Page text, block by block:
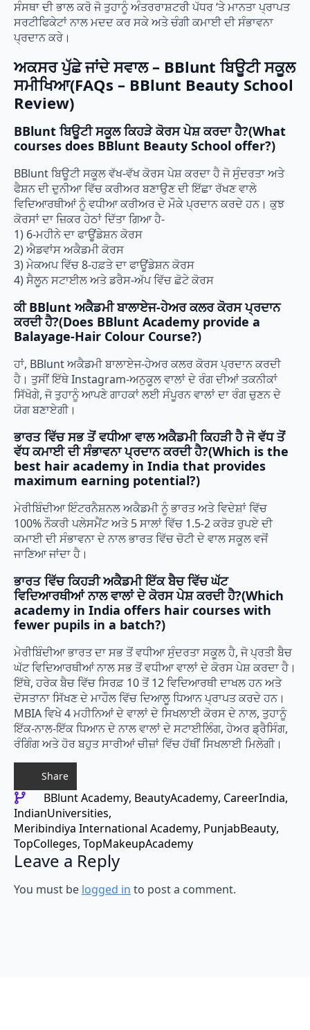
ਸੰਸਥਾ ਦੀ ਭਾਲ ਕਰੋ ਜੋ ਤੁਹਾਨੂੰ ਅੰਤਰਰਾਸ਼ਟਰੀ ਪੱਧਰ ‘ਤੇ ਮਾਨਤਾ ਪ੍ਰਾਪਤ
ਸਰਟੀਫਿਕੇਟਾਂ ਨਾਲ ਮਦਦ ਕਰ ਸਕੇ ਅਤੇ ਚੰਗੀ ਕਮਾਈ ਦੀ ਸੰਭਾਵਨਾ
ਪ੍ਰਦਾਨ ਕਰੇ।
ਅਕਸਰ ਪੁੱਛੇ ਜਾਂਦੇ ਸਵਾਲ – BBlunt ਬਿਊਟੀ ਸਕੂਲ
ਸਮੀਖਿਆ(FAQs – BBlunt Beauty School
Review)
BBlunt ਬਿਊਟੀ ਸਕੂਲ ਕਿਹੜੇ ਕੋਰਸ ਪੇਸ਼ ਕਰਦਾ ਹੈ?(What
courses does BBlunt Beauty School offer?)
BBlunt ਬਿਊਟੀ ਸਕੂਲ ਵੱਖ-ਵੱਖ ਕੋਰਸ ਪੇਸ਼ ਕਰਦਾ ਹੈ ਜੋ ਸੁੰਦਰਤਾ ਅਤੇ
ਫੈਸ਼ਨ ਦੀ ਦੁਨੀਆ ਵਿੱਚ ਕਰੀਅਰ ਬਣਾਉਣ ਦੀ ਇੱਛਾ ਰੱਖਣ ਵਾਲੇ
ਵਿਦਿਆਰਥੀਆਂ ਨੂੰ ਵਧੀਆ ਕਰੀਅਰ ਦੇ ਮੌਕੇ ਪ੍ਰਦਾਨ ਕਰਦੇ ਹਨ। ਕੁਝ
ਕੋਰਸਾਂ ਦਾ ਜ਼ਿਕਰ ਹੇਠਾਂ ਦਿੱਤਾ ਗਿਆ ਹੈ-
1) 6-ਮਹੀਨੇ ਦਾ ਫਾਊਂਡੇਸ਼ਨ ਕੋਰਸ
2) ਐਡਵਾਂਸ ਅਕੈਡਮੀ ਕੋਰਸ
3) ਮੇਕਅਪ ਵਿੱਚ 8-ਹਫ਼ਤੇ ਦਾ ਫਾਊਂਡੇਸ਼ਨ ਕੋਰਸ
4) ਸੈਲੂਨ ਸਟਾਈਲ ਅਤੇ ਡਰੈਸ-ਅੱਪ ਵਿੱਚ ਛੋਟੇ ਕੋਰਸ
ਕੀ BBlunt ਅਕੈਡਮੀ ਬਾਲਾਏਜ-ਹੇਅਰ ਕਲਰ ਕੋਰਸ ਪ੍ਰਦਾਨ
ਕਰਦੀ ਹੈ?(Does BBlunt Academy provide a
Balayage-Hair Colour Course?)
ਹਾਂ, BBlunt ਅਕੈਡਮੀ ਬਾਲਾਏਜ-ਹੇਅਰ ਕਲਰ ਕੋਰਸ ਪ੍ਰਦਾਨ ਕਰਦੀ
ਹੈ। ਤੁਸੀਂ ਇੱਥੇ Instagram-ਅਨੁਕੂਲ ਵਾਲਾਂ ਦੇ ਰੰਗ ਦੀਆਂ ਤਕਨੀਕਾਂ
ਸਿੱਖੋਗੇ, ਜੋ ਤੁਹਾਨੂੰ ਆਪਣੇ ਗਾਹਕਾਂ ਲਈ ਸੰਪੂਰਨ ਵਾਲਾਂ ਦਾ ਰੰਗ ਚੁਣਨ ਦੇ
ਯੋਗ ਬਣਾਏਗੀ।
ਭਾਰਤ ਵਿੱਚ ਸਭ ਤੋਂ ਵਧੀਆ ਵਾਲ ਅਕੈਡਮੀ ਕਿਹੜੀ ਹੈ ਜੋ ਵੱਧ ਤੋਂ
ਵੱਧ ਕਮਾਈ ਦੀ ਸੰਭਾਵਨਾ ਪ੍ਰਦਾਨ ਕਰਦੀ ਹੈ?(Which is the
best hair academy in India that provides
maximum earning potential?)
ਮੇਰੀਬਿੰਦੀਆ ਇੰਟਰਨੈਸ਼ਨਲ ਅਕੈਡਮੀ ਨੂੰ ਭਾਰਤ ਅਤੇ ਵਿਦੇਸ਼ਾਂ ਵਿੱਚ
100% ਨੌਕਰੀ ਪਲੇਸਮੈਂਟ ਅਤੇ 5 ਸਾਲਾਂ ਵਿੱਚ 1.5-2 ਕਰੋੜ ਰੁਪਏ ਦੀ
ਕਮਾਈ ਦੀ ਸੰਭਾਵਨਾ ਦੇ ਨਾਲ ਭਾਰਤ ਵਿੱਚ ਚੋਟੀ ਦੇ ਵਾਲ ਸਕੂਲ ਵਜੋਂ
ਜਾਣਿਆ ਜਾਂਦਾ ਹੈ।
ਭਾਰਤ ਵਿੱਚ ਕਿਹੜੀ ਅਕੈਡਮੀ ਇੱਕ ਬੈਚ ਵਿੱਚ ਘੱਟ
ਵਿਦਿਆਰਥੀਆਂ ਨਾਲ ਵਾਲਾਂ ਦੇ ਕੋਰਸ ਪੇਸ਼ ਕਰਦੀ ਹੈ?(Which
academy in India offers hair courses with
fewer pupils in a batch?)
ਮੇਰੀਬਿੰਦੀਆ ਭਾਰਤ ਦਾ ਸਭ ਤੋਂ ਵਧੀਆ ਸੁੰਦਰਤਾ ਸਕੂਲ ਹੈ, ਜੋ ਪ੍ਰਤੀ ਬੈਚ
ਘੱਟ ਵਿਦਿਆਰਥੀਆਂ ਨਾਲ ਸਭ ਤੋਂ ਵਧੀਆ ਵਾਲਾਂ ਦੇ ਕੋਰਸ ਪੇਸ਼ ਕਰਦਾ ਹੈ।
ਇੱਥੇ, ਹਰੇਕ ਬੈਚ ਵਿੱਚ ਸਿਰਫ਼ 10 ਤੋਂ 12 ਵਿਦਿਆਰਥੀ ਦਾਖਲ ਹਨ ਅਤੇ
ਦੋਸਤਾਨਾ ਸਿੱਖਣ ਦੇ ਮਾਹੌਲ ਵਿੱਚ ਦਿਆਲੂ ਧਿਆਨ ਪ੍ਰਾਪਤ ਕਰਦੇ ਹਨ।
MBIA ਵਿਖੇ 4 ਮਹੀਨਿਆਂ ਦੇ ਵਾਲਾਂ ਦੇ ਸਿਖਲਾਈ ਕੋਰਸ ਦੇ ਨਾਲ, ਤੁਹਾਨੂੰ
ਇੱਕ-ਨਾਲ-ਇੱਕ ਧਿਆਨ ਦੇ ਨਾਲ ਵਾਲਾਂ ਦੇ ਸਟਾਈਲਿੰਗ, ਹੇਅਰ ਡ੍ਰੈਸਿੰਗ,
ਰੰਗਿੰਗ ਅਤੇ ਹੋਰ ਬਹੁਤ ਸਾਰੀਆਂ ਚੀਜ਼ਾਂ ਵਿੱਚ ਹੱਥੀਂ ਸਿਖਲਾਈ ਮਿਲੇਗੀ।
Share
BBlunt Academy BeautyAcademy CareerIndia
IndianUniversities
Meribindiya International Academy PunjabBeauty
TopColleges TopMakeupAcademy
Leave a Reply
You must be logged in to post a comment.